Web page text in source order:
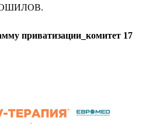
приватизации_комитет 17